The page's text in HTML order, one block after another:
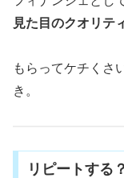
見た目のクオリテ
もらってケチくさ
き。
リピートする